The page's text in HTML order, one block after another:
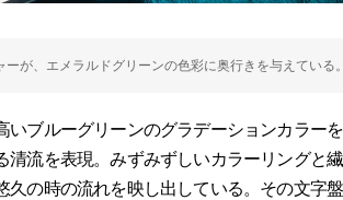
が、エメラルドグリーンの色彩に奥行きを与えている。
ブルーグリーンのグラデーションカラー
清流を表現。みずみずしいカラーリングと
久の時の流れを映し出している。その文字